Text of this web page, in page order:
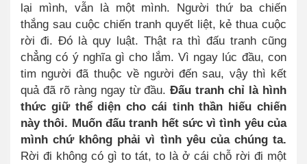
lại mình, vẫn là một mình. Người thứ ba chiến
thắng sau cuộc chiến tranh quyết liệt, kẻ thua cuộc
rời đi. Đó là quy luật. Thật ra thì đấu tranh cũng
chẳng có ý nghĩa gì cho lắm. Vì ngay lúc đầu, con
tim người đã thuộc về người đến sau, vậy thì kết
quả đã rõ ràng ngay từ đầu.Đấu tranh chỉ là hình
thức giữ thể diện cho cái tinh thần hiếu chiến
này thôi. Muốn đấu tranh hết sức vì tình yêu của
mình chứ không phải vì tình yêu của chúng ta.
Rời đi không có gì to tát, to là ở cái chỗ rời đi một